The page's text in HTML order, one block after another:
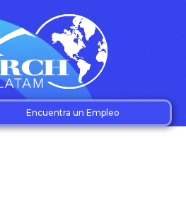
Encuentra un Empleo